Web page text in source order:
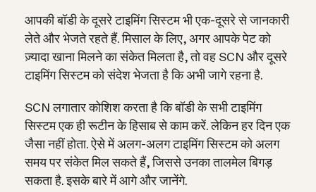
आपकी बॉडी के दूसरे टाइमिंग सिस्टम भी एक-दूसरे से जानकारी
लेते और भेजते रहते हैं. मिसाल के लिए, अगर आपके पेट को
ज़्यादा खाना मिलने का संकेत मिलता है, तो वह SCN और दूसरे
टाइमिंग सिस्टम को संदेश भेजता है कि अभी जागे रहना है.
SCN लगातार कोशिश करता है कि बॉडी के सभी टाइमिंग
सिस्टम एक ही रूटीन के हिसाब से काम करें. लेकिन हर दिन एक
जैसा नहीं होता. ऐसे में अलग-अलग टाइमिंग सिस्टम को अलग
समय पर संकेत मिल सकते हैं, जिससे उनका तालमेल बिगड़
सकता है. इसके बारे में आगे और जानेंगे.